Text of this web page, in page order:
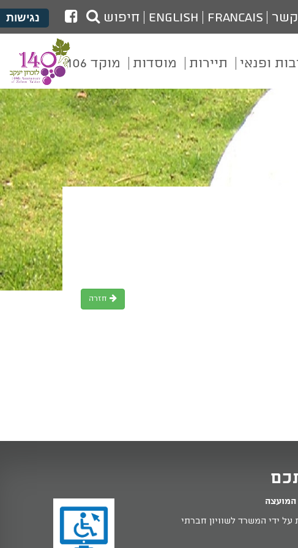
נגישות קשר Francais
English חיפוש
לעמוד
הפייסבוק
של
מועצת
זכרון
יעקב
ופנאי תיירות מוסדות מוקד 106
חזרה
המועצה
ידי המשרד לשוויון חברתי